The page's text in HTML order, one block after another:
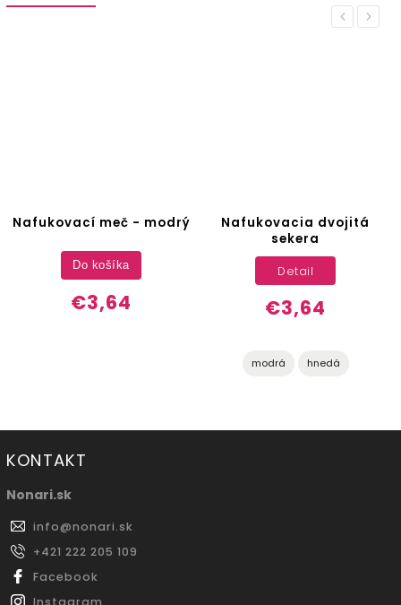
Previous
Nafukovací meč - modrý
€3,64
Do košíka
Nafukovacia dvojitá
sekera
€3,64
Detail
modrá hnedá
Next
KONTAKT
Nonari.sk
info@nonari.sk
+421 222 205 109
Facebook